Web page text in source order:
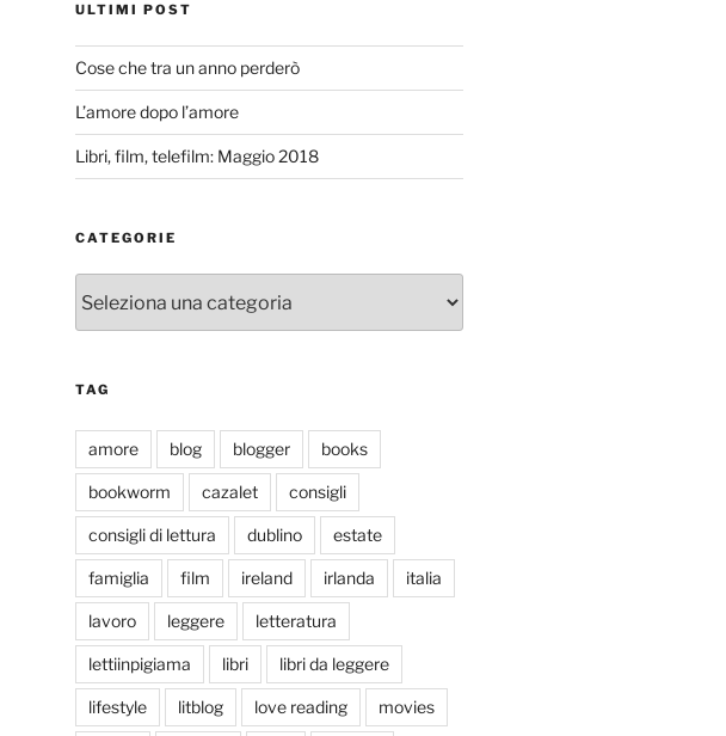
ULTIMI POST
Cose che tra un anno perderò
L’amore dopo l’amore
Libri, film, telefilm: Maggio 2018
CATEGORIE
TAG
amore blog blogger books
bookworm cazalet consigli
consigli di lettura dublino estate
famiglia film ireland irlanda italia
lavoro leggere letteratura
lettiinpigiama libri libri da leggere
lifestyle litblog love reading movies